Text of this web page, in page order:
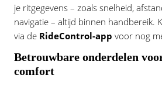
je ritgegevens – zoals snelheid,
navigatie – altijd binnen handbereik.
via de RideControl-app voor nog
Betrouwbare onderdelen
comfort